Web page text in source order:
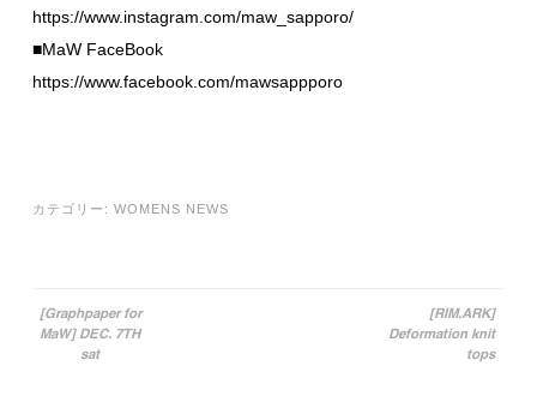
https://www.instagram.com/maw_sapporo/
■MaW FaceBook
https://www.facebook.com/mawsappporo
カテゴリー: WOMENS NEWS
投稿ナビゲーション
[Graphpaper for
MaW] DEC. 7TH
sat
[RIM.ARK]
Deformation knit
tops